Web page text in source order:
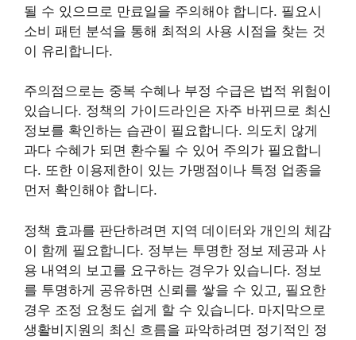
될 수 있으므로 만료일을 주의해야 합니다. 필요시
소비 패턴 분석을 통해 최적의 사용 시점을 찾는 것
이 유리합니다.
주의점으로는 중복 수혜나 부정 수급은 법적 위험이
있습니다. 정책의 가이드라인은 자주 바뀌므로 최신
정보를 확인하는 습관이 필요합니다. 의도치 않게
과다 수혜가 되면 환수될 수 있어 주의가 필요합니
다. 또한 이용제한이 있는 가맹점이나 특정 업종을
먼저 확인해야 합니다.
정책 효과를 판단하려면 지역 데이터와 개인의 체감
이 함께 필요합니다. 정부는 투명한 정보 제공과 사
용 내역의 보고를 요구하는 경우가 있습니다. 정보
를 투명하게 공유하면 신뢰를 쌓을 수 있고, 필요한
경우 조정 요청도 쉽게 할 수 있습니다. 마지막으로
생활비지원의 최신 흐름을 파악하려면 정기적인 정